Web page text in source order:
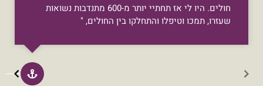
חולים. היו לי אז תחתיי יותר מ-600 מתנדבות נשואות
שעזרו, תמכו וטיפלו והתחלקו בין החולים, "